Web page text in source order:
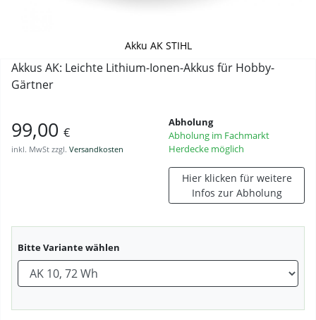
Akku AK STIHL
Akkus AK: Leichte Lithium-Ionen-Akkus für Hobby-
Gärtner
99,00 €
inkl. MwSt zzgl. Versandkosten
Abholung
Abholung im Fachmarkt
Herdecke möglich
Hier klicken für weitere
Infos zur Abholung
Bitte Variante wählen